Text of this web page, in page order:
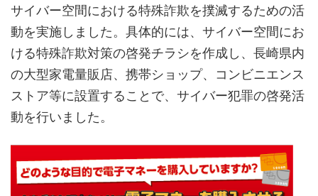
サイバー空間における特殊詐欺を撲滅するための活
動を実施しました。具体的には、サイバー空間にお
ける特殊詐欺対策の啓発チラシを作成し、長崎県内
の大型家電量販店、携帯ショップ、コンビニエンス
ストア等に設置することで、サイバー犯罪の啓発活
動を行いました。